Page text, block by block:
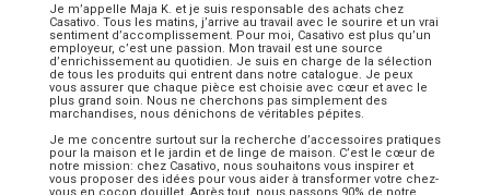
Je m’appelle Maja K. et je suis responsable des achats chez
Casativo. Tous les matins, j’arrive au travail avec le sourire et un vrai
sentiment d’accomplissement. Pour moi, Casativo est plus qu’un
employeur, c’est une passion. Mon travail est une source
d’enrichissement au quotidien. Je suis en charge de la sélection
de tous les produits qui entrent dans notre catalogue. Je peux
vous assurer que chaque pièce est choisie avec cœur et avec le
plus grand soin. Nous ne cherchons pas simplement des
marchandises, nous dénichons de véritables pépites.
Je me concentre surtout sur la recherche d’accessoires pratiques
pour la maison et le jardin et de linge de maison. C’est le cœur de
notre mission: chez Casativo, nous souhaitons vous inspirer et
vous proposer des idées pour vous aider à transformer votre chez-
vous en cocon douillet. Après tout, nous passons 90% de notre